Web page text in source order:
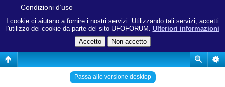
I cookie ci aiutano a fornire i nostri servizi. Utilizzando tali servizi, accetti
l'utilizzo dei cookie da parte del sito UFOFORUM. Ulteriori informazioni
Condizioni d’uso
Passa allo versione desktop